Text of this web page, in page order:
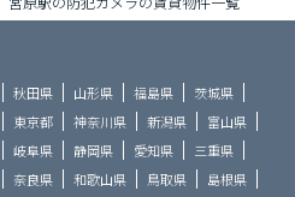
秋田県 山形県 福島県
茨城県
東京都 神奈川県 新潟県
富山県
岐阜県 静岡県 愛知県
三重県
奈良県 和歌山県 鳥取県 島根県